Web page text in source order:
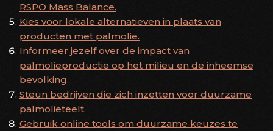
RSPO Mass Balance.
Kies voor lokale alternatieven in plaats van
producten met palmolie.
Informeer jezelf over de impact van
palmolieproductie op het milieu en de inheemse
bevolking.
Steun bedrijven die zich inzetten voor duurzame
palmolieteelt.
Gebruik online tools om duurzame keuzes te